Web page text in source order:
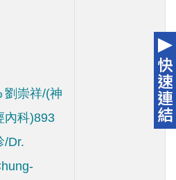
劉崇祥/(神
內科)893
/Dr.